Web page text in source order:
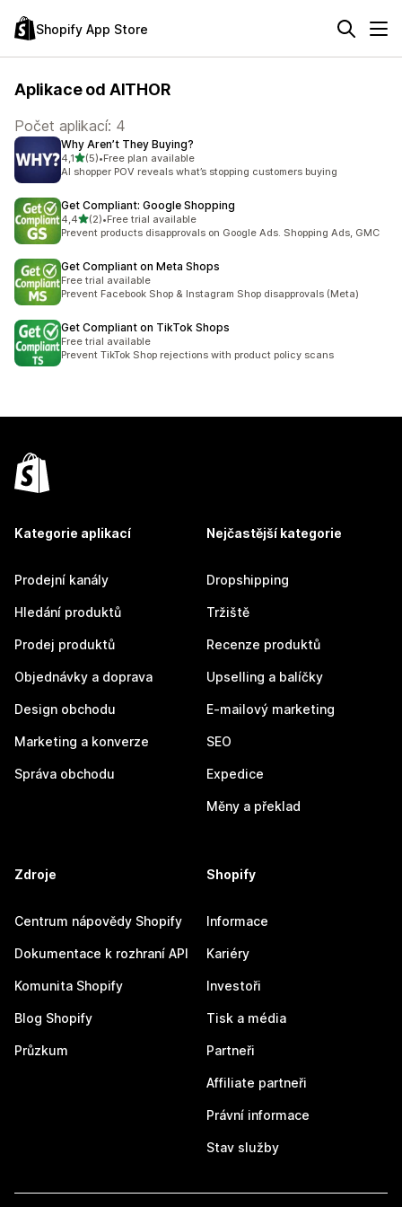
Shopify App Store
Aplikace od AITHOR
Počet aplikací: 4
Why Aren’t They Buying?
4,1z 5 hvězd
(5)
Celkový počet recenzí: 5
•Free plan available
AI shopper POV reveals what’s stopping customers buying
Get Compliant: Google Shopping
4,4z 5 hvězd
(2)
Celkový počet recenzí: 2
•Free trial available
Prevent products disapprovals on Google Ads. Shopping Ads, GMC
Get Compliant on Meta Shops
Free trial available
Prevent Facebook Shop & Instagram Shop disapprovals (Meta)
Get Compliant on TikTok Shops
Free trial available
Prevent TikTok Shop rejections with product policy scans
Kategorie aplikací
Prodejní kanály
Hledání produktů
Prodej produktů
Objednávky a doprava
Design obchodu
Marketing a konverze
Správa obchodu
Nejčastější kategorie
Dropshipping
Tržiště
Recenze produktů
Upselling a balíčky
E-mailový marketing
SEO
Expedice
Měny a překlad
Zdroje
Centrum nápovědy Shopify
Dokumentace k rozhraní API
Komunita Shopify
Blog Shopify
Průzkum
Shopify
Informace
Kariéry
Investoři
Tisk a média
Partneři
Affiliate partneři
Právní informace
Stav služby